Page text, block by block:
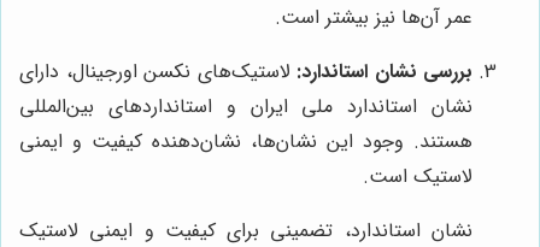
عمر آن‌ها نیز بیشتر است.
بررسی نشان استاندارد: لاستیک‌های نکسن اورجینال، دارای
نشان استاندارد ملی ایران و استانداردهای بین‌المللی
هستند. وجود این نشان‌ها، نشان‌دهنده کیفیت و ایمنی
لاستیک است.
نشان استاندارد، تضمینی برای کیفیت و ایمنی لاستیک